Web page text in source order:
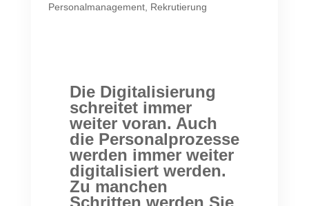
Personalmanagement, Rekrutierung
Die Digitalisierung
schreitet immer
weiter voran. Auch
die Personalprozesse
werden immer weiter
digitalisiert werden.
Zu manchen
Schritten werden Sie